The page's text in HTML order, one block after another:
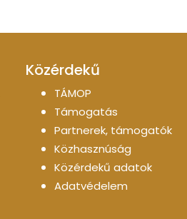
Közérdekű
TÁMOP
Támogatás
Partnerek, támogatók
Közhasznúság
Közérdekű adatok
Adatvédelem